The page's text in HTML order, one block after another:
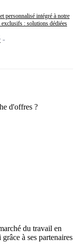
personnalisé intégré à notre
: solutions dédiées
d'offres ?
du travail en
à ses partenaires